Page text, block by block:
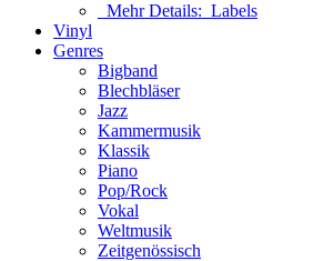
Mehr Details: Labels
Vinyl
Genres
Bigband
Blechbläser
Jazz
Kammermusik
Klassik
Piano
Pop/Rock
Vokal
Weltmusik
Zeitgenössisch